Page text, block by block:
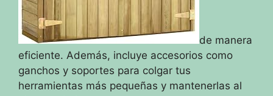
de manera
eficiente. Además, incluye accesorios como
ganchos y soportes para colgar tus
herramientas más pequeñas y mantenerlas al